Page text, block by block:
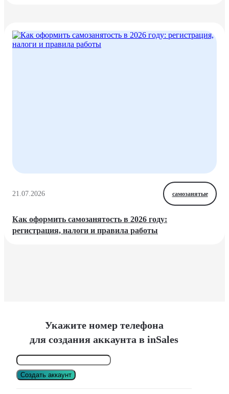
21.07.2026 самозанятые
Как оформить самозанятость в 2026 году:
регистрация, налоги и правила работы
Укажите номер телефона
для создания аккаунта в inSales
Создать аккаунт